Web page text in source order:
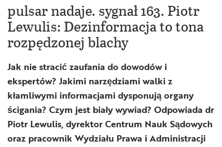
pulsar nadaje. sygnał 163. Piotr
Lewulis: Dezinformacja to tona
rozpędzonej blachy
Jak nie stracić zaufania do dowodów i
ekspertów? Jakimi narzędziami walki z
kłamliwymi informacjami dysponują organy
ścigania? Czym jest biały wywiad? Odpowiada dr
Piotr Lewulis, dyrektor Centrum Nauk Sądowych
oraz pracownik Wydziału Prawa i Administracji